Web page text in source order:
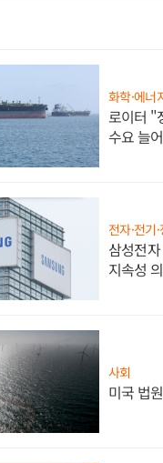
화학·에너
로이터 "
수요 늘어
전자·전기
삼성전
지속성
사회
미국 법